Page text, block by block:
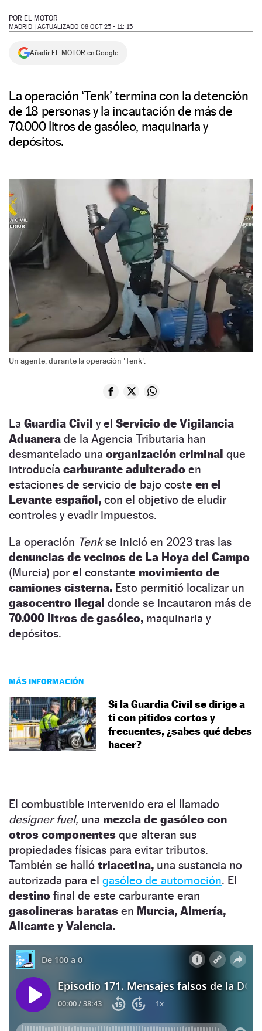
NEWSLETTER
SÍGUENOS
POR EL MOTOR
MADRID | ACTUALIZADO 08 OCT 25 - 11: 15
Añadir EL MOTOR en Google
La operación ‘Tenk’ termina con la detención
de 18 personas y la incautación de más de
70.000 litros de gasóleo, maquinaria y
depósitos.
Un agente, durante la operación 'Tenk'.
La Guardia Civil y el Servicio de Vigilancia
Aduanera de la Agencia Tributaria han
desmantelado una organización criminal que
introducía carburante adulterado en
estaciones de servicio de bajo coste en el
Levante español, con el objetivo de eludir
controles y evadir impuestos.
La operación Tenkse inició en 2023 tras las
denuncias de vecinos de La Hoya del Campo
(Murcia) por el constante movimiento de
camiones cisterna. Esto permitió localizar un
gasocentro ilegal donde se incautaron más de
70.000 litros de gasóleo, maquinaria y
depósitos.
MÁS INFORMACIÓN
Si la Guardia Civil se dirige a
ti con pitidos cortos y
frecuentes, ¿sabes qué debes
hacer?
El combustible intervenido era el llamado
designer fuel, una mezcla de gasóleo con
otros componentes que alteran sus
propiedades físicas para evitar tributos.
También se halló triacetina, una sustancia no
autorizada para el gasóleo de automoción. El
destino final de este carburante eran
gasolineras baratas en Murcia, Almería,
Alicante y Valencia.